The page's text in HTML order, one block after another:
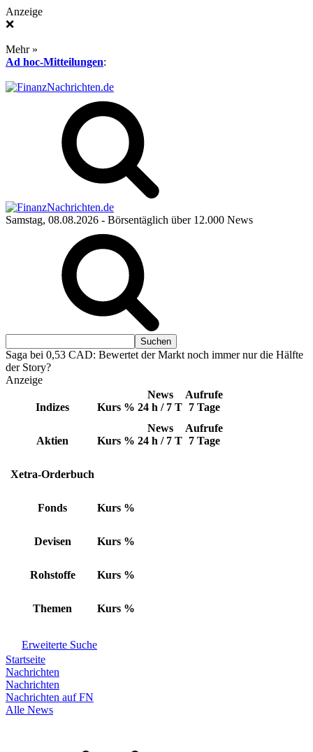
Anzeige
❌
Mehr »
Ad hoc-Mitteilungen:
Samstag, 08.08.2026 - Börsentäglich über 12.000 News
Saga bei 0,53 CAD: Bewertet der Markt noch immer nur die Hälfte
der Story?
Anzeige
Indizes Kurs %
News
24 h / 7 T
Aufrufe
7 Tage
Aktien Kurs %
News
24 h / 7 T
Aufrufe
7 Tage
Xetra-Orderbuch
Fonds Kurs %
Devisen Kurs %
Rohstoffe Kurs %
Themen Kurs %
Erweiterte Suche
Startseite
Nachrichten
Nachrichten
Nachrichten auf FN
Alle News